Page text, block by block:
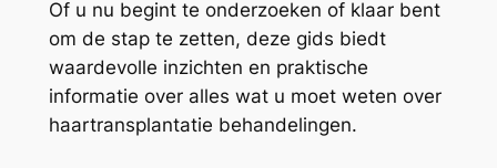
Of u nu begint te onderzoeken of klaar bent
om de stap te zetten, deze gids biedt
waardevolle inzichten en praktische
informatie over alles wat u moet weten over
haartransplantatie behandelingen.